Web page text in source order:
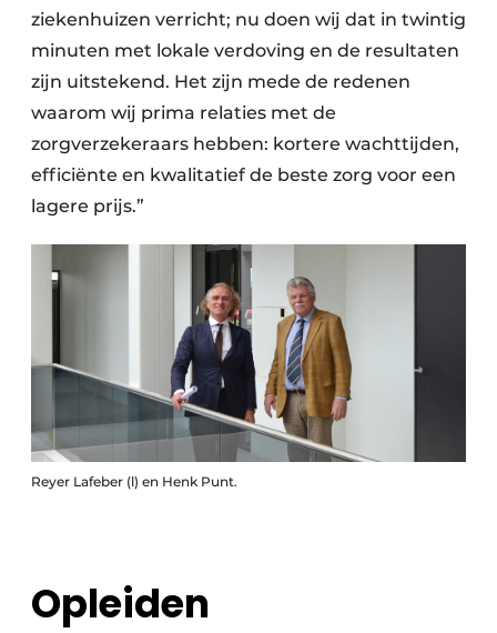
ziekenhuizen verricht; nu doen wij dat in twintig
minuten met lokale verdoving en de resultaten
zijn uitstekend. Het zijn mede de redenen
waarom wij prima relaties met de
zorgverzekeraars hebben: kortere wachttijden,
efficiënte en kwalitatief de beste zorg voor een
lagere prijs.”
Reyer Lafeber (l) en Henk Punt.
Opleiden